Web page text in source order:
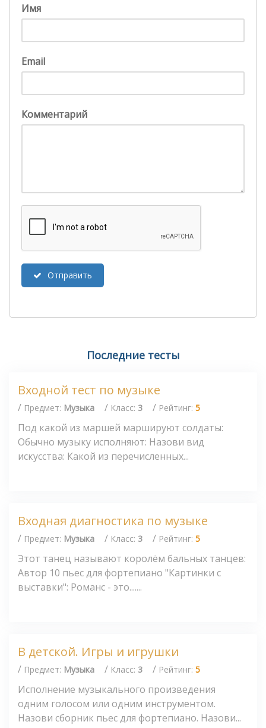
Имя
Email
Комментарий
Отправить
Последние тесты
Входной тест по музыке
/ Предмет: Музыка / Класс: 3 / Рейтинг: 5
Под какой из маршей маршируют солдаты:
Обычно музыку исполняют: Назови вид
искусства: Какой из перечисленных...
Входная диагностика по музыке
/ Предмет: Музыка / Класс: 3 / Рейтинг: 5
Этот танец называют королём бальных танцев:
Автор 10 пьес для фортепиано "Картинки с
выставки": Романс - это.......
В детской. Игры и игрушки
/ Предмет: Музыка / Класс: 3 / Рейтинг: 5
Исполнение музыкального произведения
одним голосом или одним инструментом.
Назови сборник пьес для фортепиано. Назови...